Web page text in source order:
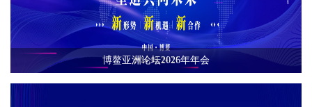
博鳌亚洲论坛2026年年会